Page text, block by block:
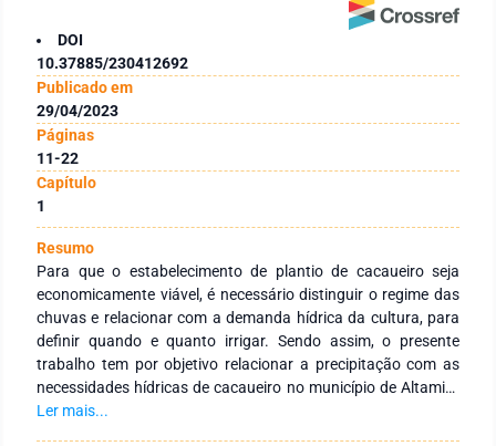
DOI
10.37885/230412692
Publicado em
29/04/2023
Páginas
11-22
Capítulo
1
Resumo
Para que o estabelecimento de plantio de cacaueiro seja
economicamente viável, é necessário distinguir o regime das
chuvas e relacionar com a demanda hídrica da cultura, para
definir quando e quanto irrigar. Sendo assim, o presente
trabalho tem por objetivo relacionar a precipitação com as
necessidades hídricas de cacaueiro no município de Altamira
e Medicilândia. Foram utilizados dados meteorológicos da
Ler mais...